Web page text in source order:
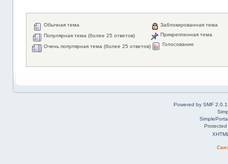
Обычная тема
Популярная тема (более 25 ответов)
Очень популярная тема (более 25 ответов)
Заблокированная тема
Прикрепленная тема
Голосование
Powered by SMF